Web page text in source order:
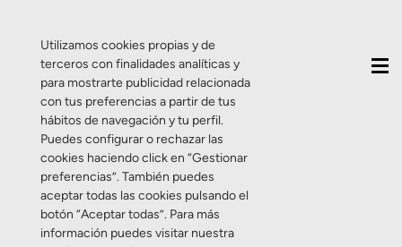
Etiqueta:audífonos
Opticon
Utilizamos cookies propias y de
terceros con finalidades analíticas y
para mostrarte publicidad relacionada
con tus preferencias a partir de tus
hábitos de navegación y tu perfil.
Puedes configurar o rechazar las
cookies haciendo click en “Gestionar
preferencias”. También puedes
aceptar todas las cookies pulsando el
botón “Aceptar todas”. Para más
información puedes visitar nuestra